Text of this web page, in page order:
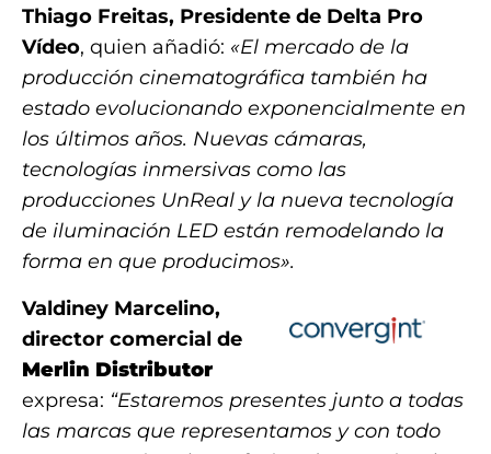
Thiago Freitas, Presidente de Delta Pro
Vídeo, quien añadió: «El mercado de la
producción cinematográfica también ha
estado evolucionando exponencialmente en
los últimos años. Nuevas cámaras,
tecnologías inmersivas como las
producciones UnReal y la nueva tecnología
de iluminación LED están remodelando la
forma en que producimos».
Valdiney Marcelino,
director comercial de
Merlin Distributor
expresa: “Estaremos presentes junto a todas
las marcas que representamos y con todo